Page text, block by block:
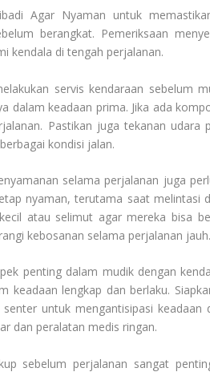
Agar Nyaman untuk
berangkat. Pemeriksaan
kendala di tengah perjalanan.
servis kendaraan sebelum
dalam keadaan prima. Jika ada
Pastikan juga tekanan
kondisi jalan.
selama perjalanan juga
nyaman, terutama saat melintasi
atau selimut agar mereka bisa
kebosanan selama perjalanan jauh.
penting dalam mudik dengan
keadaan lengkap dan berlaku.
untuk mengantisipasi
dan peralatan medis ringan.
sebelum perjalanan sangat